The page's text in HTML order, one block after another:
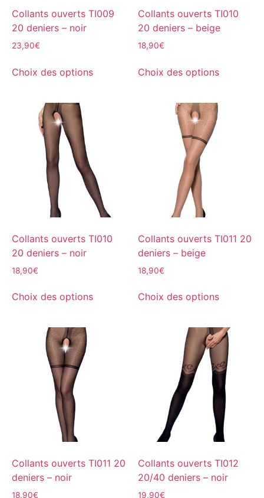
Collants ouverts TI009
20 deniers – noir
23,90€
Choix des options
Collants ouverts TI010
20 deniers – beige
18,90€
Choix des options
Collants ouverts TI010
20 deniers – noir
18,90€
Choix des options
Collants ouverts TI011 20
deniers – beige
18,90€
Choix des options
Collants ouverts TI011 20
deniers – noir
18,90€
Collants ouverts TI012
20/40 deniers – noir
19,90€